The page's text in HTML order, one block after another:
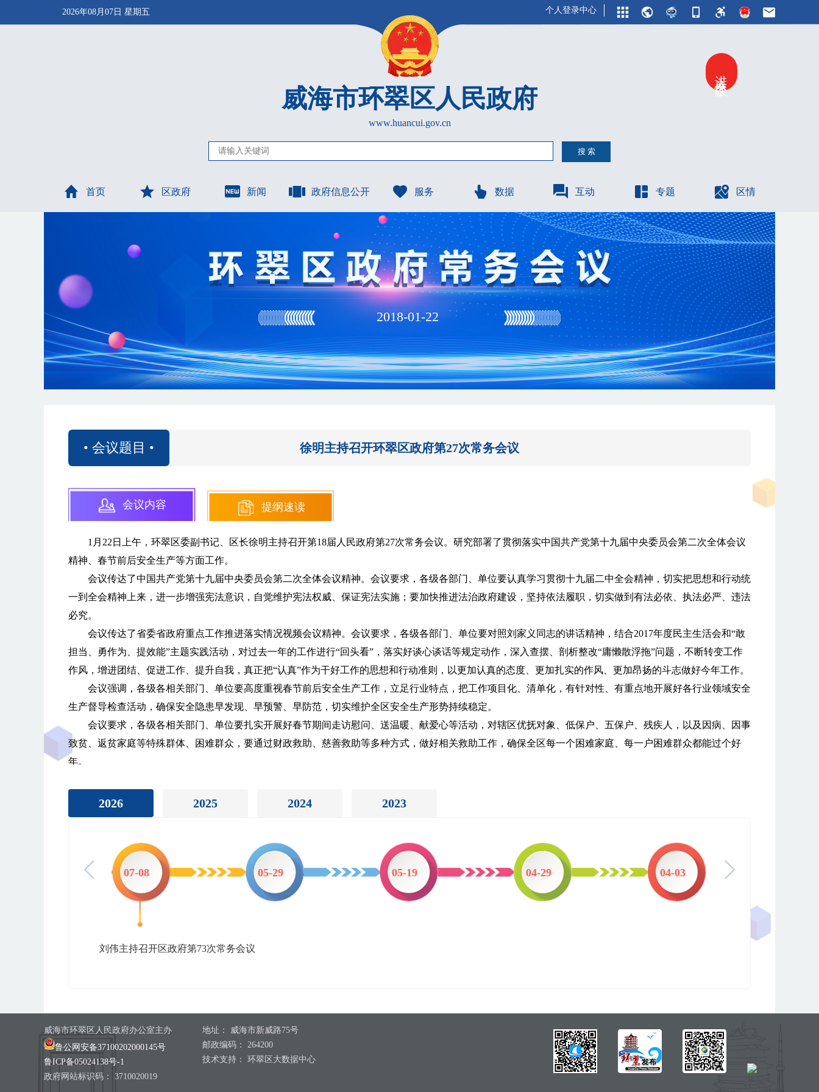
威海市环翠区人民政府
www.huancui.gov.cn
2026年08月07日 星期五 个人登录中心
首页 区政府 新闻 政府信息公开 服务 数据 互动 专题 区情
2018-01-22
• 会议题目 • 徐明主持召开环翠区政府第27次常务会议
会议内容 提纲速读
1月22日上午，环翠区委副书记、区长徐明主持召开第18届人民政府第27次常务会议。研究部署了贯彻落实中国共产党第十九届中央委员会第二次全体会议
精神、春节前后安全生产等方面工作。
会议传达了中国共产党第十九届中央委员会第二次全体会议精神。会议要求，各级各部门、单位要认真学习贯彻十九届二中全会精神，切实把思想和行动统
一到全会精神上来，进一步增强宪法意识，自觉维护宪法权威、保证宪法实施；要加快推进法治政府建设，坚持依法履职，切实做到有法必依、执法必严、违法
必究。
会议传达了省委省政府重点工作推进落实情况视频会议精神。会议要求，各级各部门、单位要对照刘家义同志的讲话精神，结合2017年度民主生活会和“敢
担当、勇作为、提效能”主题实践活动，对过去一年的工作进行“回头看”，落实好谈心谈话等规定动作，深入查摆、剖析整改“庸懒散浮拖”问题，不断转变工作
作风，增进团结、促进工作、提升自我，真正把“认真”作为干好工作的思想和行动准则，以更加认真的态度、更加扎实的作风、更加昂扬的斗志做好今年工作。
会议强调，各级各相关部门、单位要高度重视春节前后安全生产工作，立足行业特点，把工作项目化、清单化，有针对性、有重点地开展好各行业领域安全
生产督导检查活动，确保安全隐患早发现、早预警、早防范，切实维护全区安全生产形势持续稳定。
会议要求，各级各相关部门、单位要扎实开展好春节期间走访慰问、送温暖、献爱心等活动，对辖区优抚对象、低保户、五保户、残疾人，以及因病、因事
致贫、返贫家庭等特殊群体、困难群众，要通过财政救助、慈善救助等多种方式，做好相关救助工作，确保全区每一个困难家庭、每一户困难群众都能过个好
年。
2026 2025 2024 2023
07-08 05-29 05-19 04-29 04-03
刘伟主持召开区政府第73次常务会议
威海市环翠区人民政府办公室主办
鲁公网安备37100202000145号
鲁ICP备05024138号-1
政府网站标识码： 3710020019
地址： 威海市新威路75号
邮政编码： 264200
技术支持： 环翠区大数据中心